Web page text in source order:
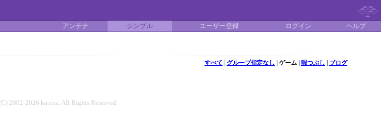
アンテナ シンプル ユーザー登録 ログイン ヘルプ
すべて グループ指定なし ゲーム| 暇つぶし ブログ
2002-2026 hatena. All Rights Reserved.